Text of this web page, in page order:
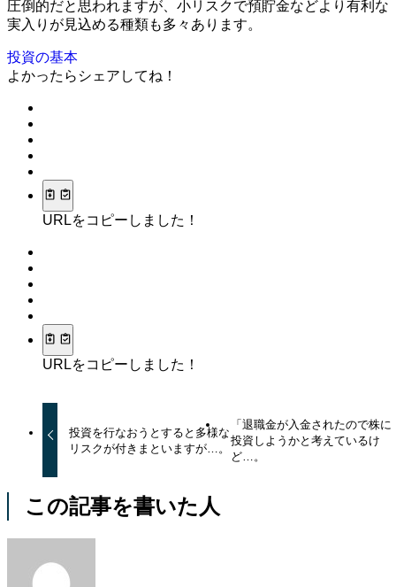
圧倒的だと思われますが、小リスクで預貯金などより有利な
実入りが見込める種類も多々あります。
投資の基本
よかったらシェアしてね！
URLをコピーしました！
URLをコピーしました！
投資を行なおうとすると多様な
リスクが付きまといますが…。
「退職金が入金されたので株に
投資しようかと考えているけ
ど…。
この記事を書いた人